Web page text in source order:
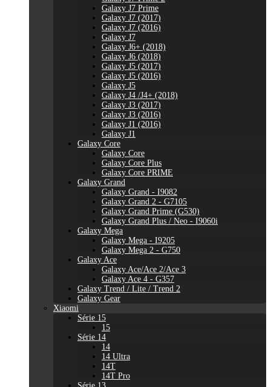
Galaxy J7 Prime
Galaxy J7 (2017)
Galaxy J7 (2016)
Galaxy J7
Galaxy J6+ (2018)
Galaxy J6 (2018)
Galaxy J5 (2017)
Galaxy J5 (2016)
Galaxy J5
Galaxy J4 /J4+ (2018)
Galaxy J3 (2017)
Galaxy J3 (2016)
Galaxy J1 (2016)
Galaxy J1
Galaxy Core
Galaxy Core
Galaxy Core Plus
Galaxy Core PRIME
Galaxy Grand
Galaxy Grand - I9082
Galaxy Grand 2 - G7105
Galaxy Grand Prime (G530)
Galaxy Grand Plus / Neo - I9060i
Galaxy Mega
Galaxy Mega - I9205
Galaxy Mega 2 - G750
Galaxy Ace
Galaxy Ace/Ace 2/Ace 3
Galaxy Ace 4 - G357
Galaxy Trend / Lite / Trend 2
Galaxy Gear
Xiaomi
Série 15
15
Série 14
14
14 Ultra
14T
14T Pro